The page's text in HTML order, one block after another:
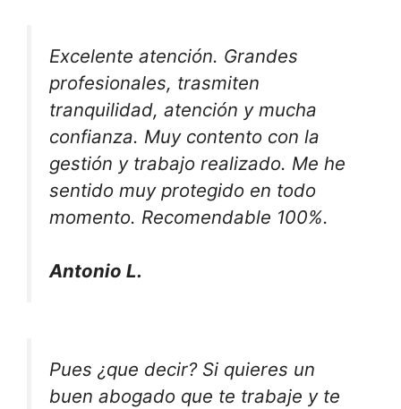
Excelente atención. Grandes
profesionales, trasmiten
tranquilidad, atención y mucha
confianza. Muy contento con la
gestión y trabajo realizado. Me he
sentido muy protegido en todo
momento. Recomendable 100%.
Antonio L.
Pues ¿que decir? Si quieres un
buen abogado que te trabaje y te